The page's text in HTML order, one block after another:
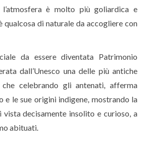
è molto più goliardica e
qualcosa di naturale da accogliere con
da essere diventata Patrimonio
dall’Unesco una delle più antiche
che celebrando gli antenati, afferma
e le sue origini indigene, mostrando la
decisamente insolito e curioso, a
abituati.